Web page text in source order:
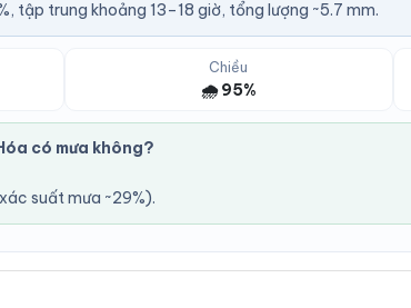
tập trung khoảng 13–18 giờ, tổng lượng ~5.7 mm.
Chiều
🌧️ 95%
có mưa không?
suất mưa ~29%).